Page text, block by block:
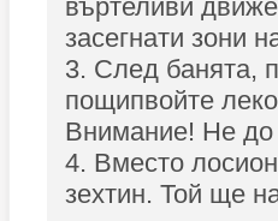
въртеливи
засегнати зони
3. След банята,
пощипвойте
Внимание! Не до
4. Вместо
зехтин. Той ще